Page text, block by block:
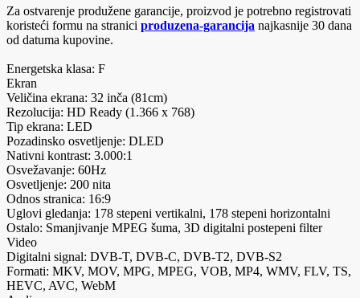
Za ostvarenje produžene garancije, proizvod je potrebno registrovati
koristeći formu na stranici produzena-garancija najkasnije 30 dana
od datuma kupovine.
Energetska klasa: F
Ekran
Veličina ekrana: 32 inča (81cm)
Rezolucija: HD Ready (1.366 x 768)
Tip ekrana: LED
Pozadinsko osvetljenje: DLED
Nativni kontrast: 3.000:1
Osvežavanje: 60Hz
Osvetljenje: 200 nita
Odnos stranica: 16:9
Uglovi gledanja: 178 stepeni vertikalni, 178 stepeni horizontalni
Ostalo: Smanjivanje MPEG šuma, 3D digitalni postepeni filter
Video
Digitalni signal: DVB-T, DVB-C, DVB-T2, DVB-S2
Formati: MKV, MOV, MPG, MPEG, VOB, MP4, WMV, FLV, TS,
HEVC, AVC, WebM